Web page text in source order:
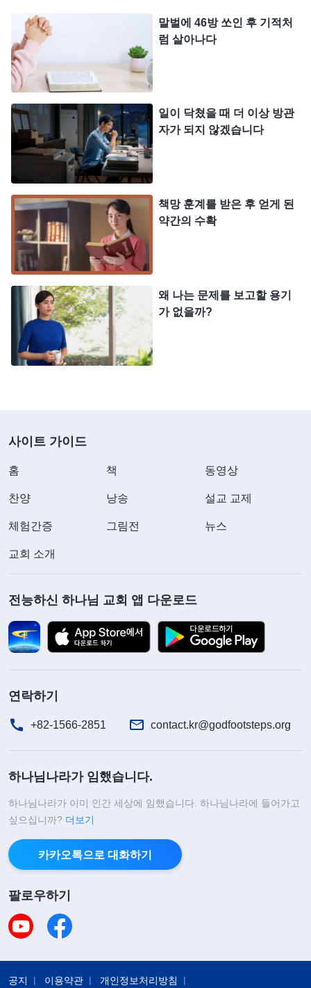
이고 피난처야. 하나님께서 나를 든든하게 지켜 주고
계시니 그 누구도 나를 어떻게 할 수 없어. 나와 아이
의 목숨은 모두 하나님에게 달렸어. 그리고 강도 역
시 하나님의 수중에 있어. 하나님의 허락이 없으면
그는 내 털끝 하나도 건드리지 못할 거야. 나는 하나
님을 향한 믿음을 가져야 해. 하나님께 의지하여 하
나님의 사역을 체험해야 해!’ 하나님의 말씀은 이애
의 마음을 위로해 주셨습니다. 이애는 두렵거나 무섭
지 않았을 뿐만 아니라 긴장했던 마음도 서서히 평정
을 찾았습니다. 그때 이애는 냉정하게 앞으로 어떻게
해야 할지 생각했습니다. 그러다 문득 성경의 한 구
절이 떠올랐습니다. “우리가 먹을 것과 입을 것이 있
은즉 족한 줄로 알 것이니라 ”(디모데전서 6:8)재물은
원래 몸 외의 것입니다. 공수래공수거라고 했습니다.
지금 가장 중요한 것은 모자의 안녕이고 태아가 놀라
지 않았다면 그것으로 충분합니다. 이렇게 생각한 후
그때 이애는 잠시도 하나님을 떠나지 않았습니다. 이
애는 계속 하나님께 가호를 빌며 사탄의 계략을 꿰뚫
어 보고 이 상황에서 어떻게 해야 하는지 알게 해 달
되지 않아 통장에 있는 돈이 얼마 되지 않고 방금 강
원) 정도밖에 없다는 것이 떠올랐습니다. 그깟 돈으
로는 강도의 욕심을 채울 수 없습니다. 만약 정말 남
편에게 전화를 건다면 강도는 자신과 태아를 인질로
니다. 그럼 상황이 더 나빠지지 않겠습니까? 그렇게
생각하자 이애는 사뭇 긴장되었고 마음속으로 하나
넣고 테이프를 붙인 후 모든 창문과 문을 걸어 잠그
고 도망갔습니다.
이애는 작고 답답한 방에 갇혀 고독과 두려움이 몰
려왔습니다. 그러다 첫 번째 임신한 아기가 산소 부
족으로 유산된 일이 떠올랐습니다. 지금 입과 코가
않는 곳에 오래 있다 보면 태아는 말할 것도 없고 자
속에 이애는 하나님께 가호를 빌었습니다. ‘하나님,
말벌에 46방 쏘인 후 기적처
럼 살아나다
일이 닥쳤을 때 더 이상 방관
자가 되지 않겠습니다
책망 훈계를 받은 후 얻게 된
약간의 수확
왜 나는 문제를 보고할 용기
가 없을까?
사이트 가이드
홈 책 동영상
찬양 낭송 설교 교제
체험간증 그림전 뉴스
교회 소개
전능하신 하나님 교회 앱 다운로드
연락하기
+82-1566-2851 contact.kr@godfootsteps.org
하나님나라가 임했습니다.
하나님나라가 이미 인간 세상에 임했습니다. 하나님나라에 들어가고
싶으십니까? 더보기
카카오톡으로 대화하기
팔로우하기
공지 이용약관 개인정보처리방침